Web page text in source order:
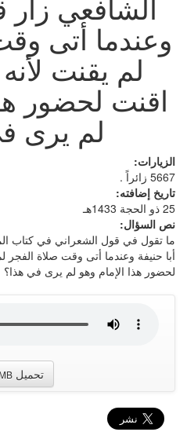
وعندما أتى
لم يقنت
اقنت لحضور
لم يرى
الزيارات:
5667 زائراً .
تاريخ إضافته:
25 ذو الحجة 1433هـ
نص السؤال:
ما تقول في قول الشعراني في كتاب
أبا حنيفة وعندما أتى وقت صلاة
لحضور هذا الإمام وهو لم يرى في هذا؟
تحميل